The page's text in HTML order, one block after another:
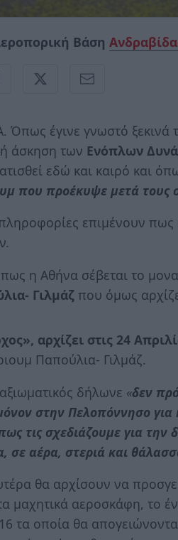
Βάση
Όπως έγινε γνωστό ξεκινά
άσκηση των Ενόπλων
εδώ και καιρό και
που προέκυψε μετά τους
επιμένουν πως
πως η Αθήνα σέβεται το
Γιλμάζ που όμως
αρχίζει στις 24
Παπούλια- Γιλμάζ.
δήλωνε «δεν
στην Πελοπόννησο
τις σχεδιάζουμε για την
σε αέρα, στεριά και
θα αρχίσουν να
μαχητικά αεροσκάφη, το
τα οποία θα